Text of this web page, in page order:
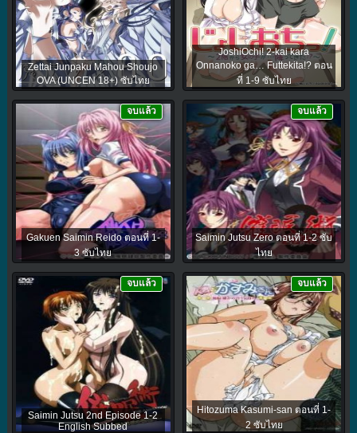
Zettai Junpaku Mahou Shoujo
OVA (UNCEN 18+) ซับไทย
JoshiOchi! 2-kai kara
Onnanoko ga… Futtekita!? ตอน
ที่ 1-9 ซับไทย
Gakuen Saimin Reido ตอนที่ 1-
3 ซับไทย
จบแล้ว
Saimin Jutsu Zero ตอนที่ 1-2 ซับ
ไทย
จบแล้ว
Saimin Jutsu 2nd Episode 1-2
English Subbed
จบแล้ว
Hitozuma Kasumi-san ตอนที่ 1-
2 ซับไทย
จบแล้ว